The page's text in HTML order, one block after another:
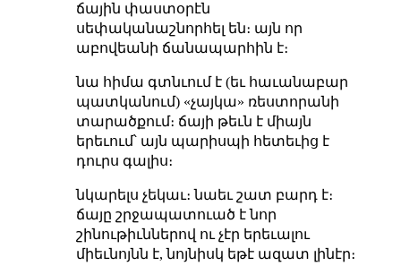
ճային փաստօրէն
սեփականաշնորհել են։ այն որ
աբովեանի ճանապարհին է։
նա հիմա գտնւում է (եւ հաւանաբար
պատկանում) «չայկա» ռեստորանի
տարածքում։ ճայի թեւն է միայն
երեւում՝ այն պարիսպի հետեւից է
դուրս գալիս։
նկարելս չեկաւ։ նաեւ շատ բարդ է։
ճայը շրջապատուած է նոր
շինութիւններով ու չէր երեւալու
միեւնոյնն է, նոյնիսկ եթէ ազատ լինէր։